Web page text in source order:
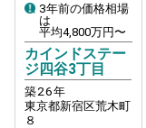
3年前の価格相場
は
平均4,800万円〜
カインドステー
ジ四谷3丁目
築26年
東京都新宿区荒木町
８